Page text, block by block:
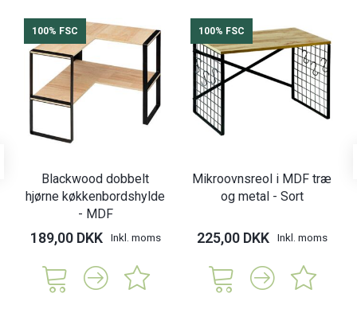
100% FSC
Blackwood dobbelt
hjørne køkkenbordshylde
- MDF
189,00 DKK Inkl. moms
100% FSC
Mikroovnsreol i MDF træ
og metal - Sort
225,00 DKK Inkl. moms